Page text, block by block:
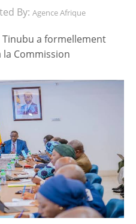
By: Agence Afrique
Tinubu a formellement
la Commission